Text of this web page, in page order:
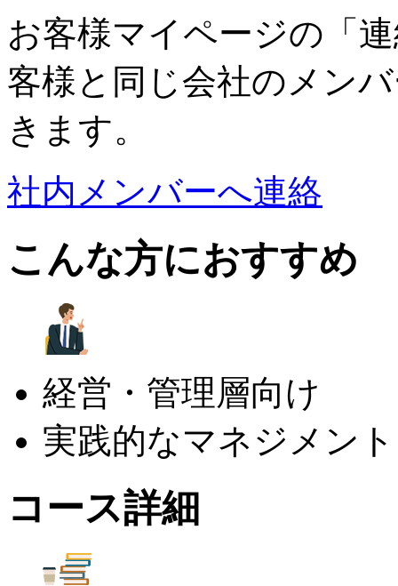
お客様マイページの「
客様と同じ会社のメン
きます。
社内メンバーへ連絡
こんな方におすすめ
経営・管理層向け
実践的なマネジメン
コース詳細